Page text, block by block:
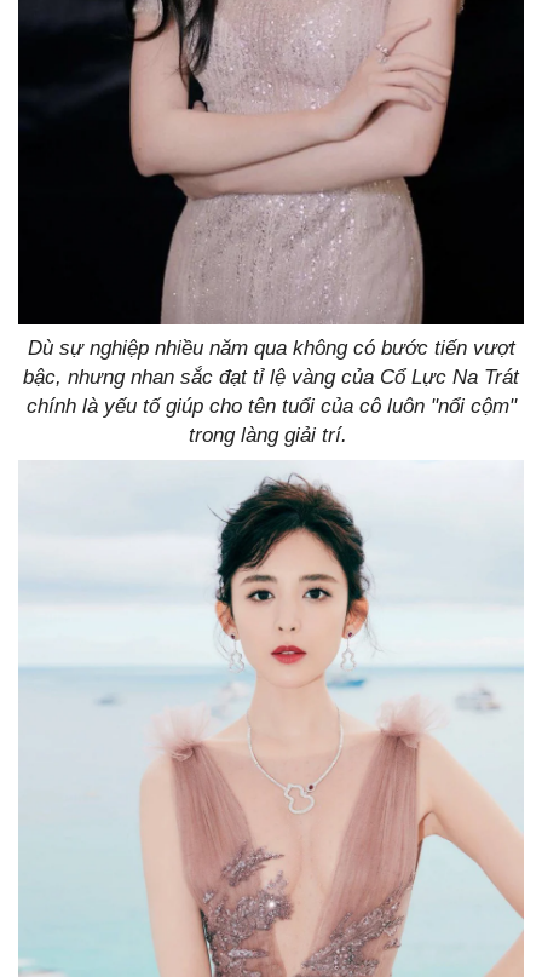
Dù sự nghiệp nhiều năm qua không có bước tiến vượt
bậc, nhưng nhan sắc đạt tỉ lệ vàng của Cổ Lực Na Trát
chính là yếu tố giúp cho tên tuổi của cô luôn "nổi cộm"
trong làng giải trí.